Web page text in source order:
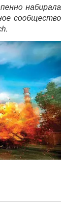
набирала
сообщество